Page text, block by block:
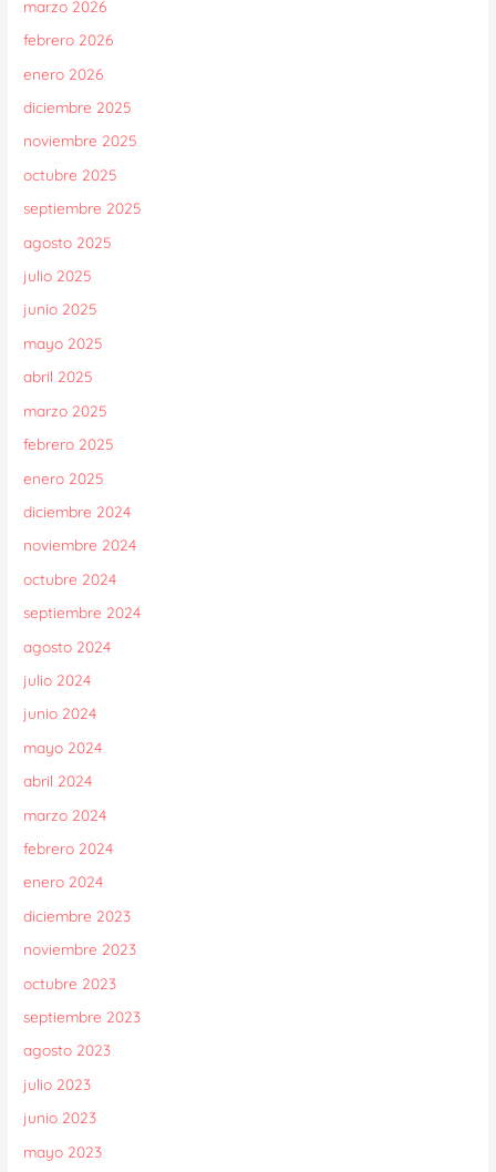
marzo 2026
febrero 2026
enero 2026
diciembre 2025
noviembre 2025
octubre 2025
septiembre 2025
agosto 2025
julio 2025
junio 2025
mayo 2025
abril 2025
marzo 2025
febrero 2025
enero 2025
diciembre 2024
noviembre 2024
octubre 2024
septiembre 2024
agosto 2024
julio 2024
junio 2024
mayo 2024
abril 2024
marzo 2024
febrero 2024
enero 2024
diciembre 2023
noviembre 2023
octubre 2023
septiembre 2023
agosto 2023
julio 2023
junio 2023
mayo 2023